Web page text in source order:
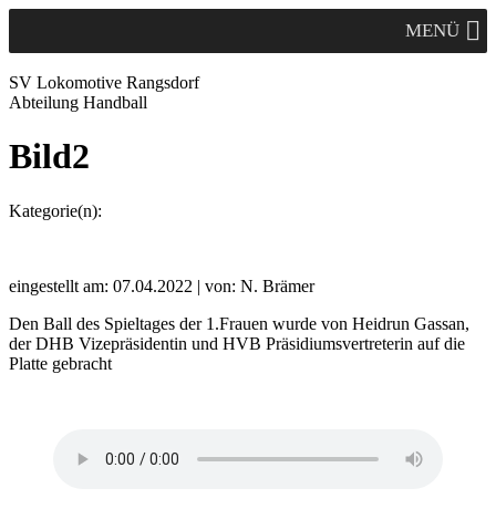
MENÜ
SV Lokomotive Rangsdorf
Abteilung Handball
Bild2
Kategorie(n):
eingestellt am: 07.04.2022 | von: N. Brämer
Den Ball des Spieltages der 1.Frauen wurde von Heidrun Gassan,
der DHB Vizepräsidentin und HVB Präsidiumsvertreterin auf die
Platte gebracht